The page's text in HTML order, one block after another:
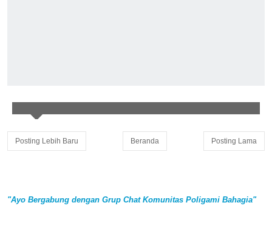
Posting Lebih Baru Posting Lama
Beranda
"Ayo Bergabung dengan Grup Chat Komunitas Poligami Bahagia"